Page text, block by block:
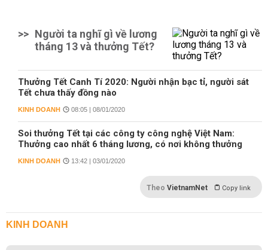
>> Người ta nghĩ gì về lương
tháng 13 và thưởng Tết?
Thưởng Tết Canh Tí 2020: Người nhận bạc tỉ, người sát
Tết chưa thấy đồng nào
KINH DOANH 08:05 | 08/01/2020
Soi thưởng Tết tại các công ty công nghệ Việt Nam:
Thưởng cao nhất 6 tháng lương, có nơi không thưởng
KINH DOANH 13:42 | 03/01/2020
Theo VietnamNet Copy link
KINH DOANH